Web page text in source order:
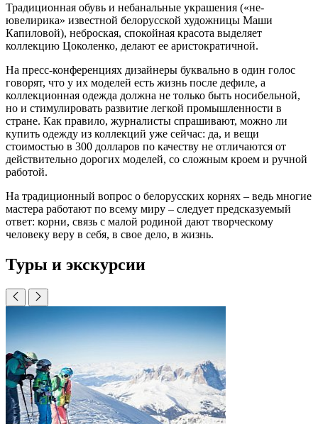
Традиционная обувь и небанальные украшения («не-
ювелирика» известной белорусской художницы Маши
Капиловой), неброская, спокойная красота выделяет
коллекцию Цоколенко, делают ее аристократичной.
На пресс-конференциях дизайнеры буквально в один голос
говорят, что у их моделей есть жизнь после дефиле, а
коллекционная одежда должна не только быть носибельной,
но и стимулировать развитие легкой промышленности в
стране. Как правило, журналисты спрашивают, можно ли
купить одежду из коллекций уже сейчас: да, и вещи
стоимостью в 300 долларов по качеству не отличаются от
действительно дорогих моделей, со сложным кроем и ручной
работой.
На традиционный вопрос о белорусских корнях – ведь многие
мастера работают по всему миру – следует предсказуемый
ответ: корни, связь с малой родиной дают творческому
человеку веру в себя, в свое дело, в жизнь.
Туры и экскурсии